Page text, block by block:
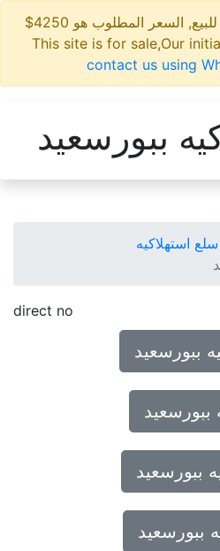
هذا الموقع معروض للبيع, السعر المطلوب هو 4250$
This site is for sale,Our
contact us using
ببورسعيد
استهلاكيه
direct no